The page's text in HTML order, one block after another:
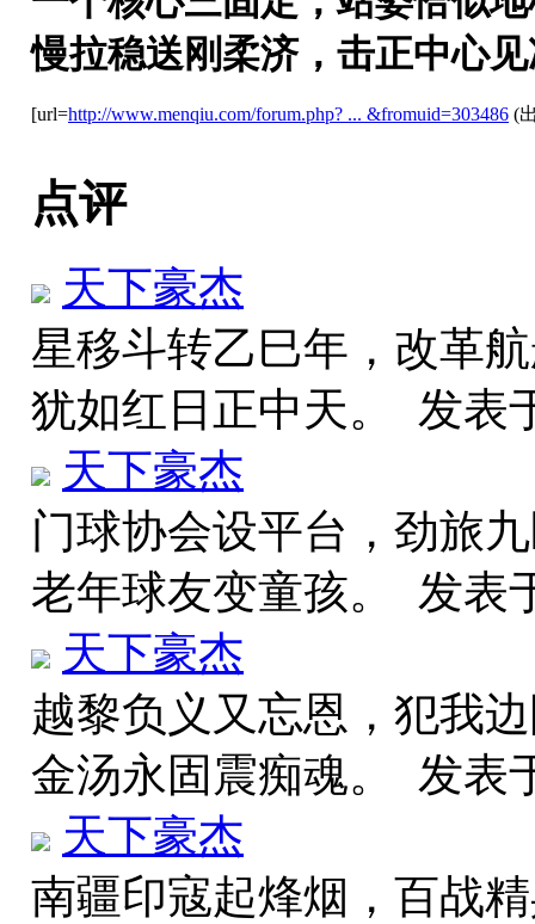
慢拉稳送刚柔济，击正中心
[url=http://www.menqiu.com/forum.php? ... &fromuid=303486 (
点评
天下豪杰
星移斗转乙巳年，改革
犹如红日正中天。 发表
天下豪杰
门球协会设平台，劲旅
老年球友变童孩。 发表
天下豪杰
越黎负义又忘恩，犯我
金汤永固震痴魂。 发表
天下豪杰
南疆印寇起烽烟，百战